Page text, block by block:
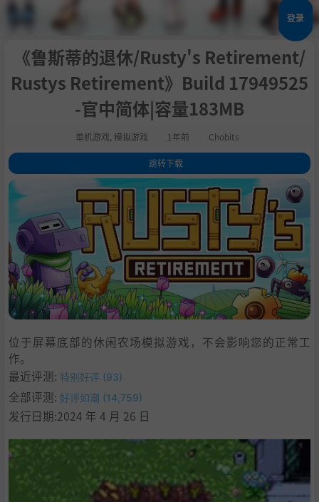
登录
《鲁斯蒂的退休/Rusty's Retirement/
Rustys Retirement》Build 17949525
-官中简体|容量183MB
单机游戏 模拟游戏 1年前 Chobits
跳转下载
2.系统需求
3.支持作者
4.学习
位于屏幕底部的休闲农场模拟游戏，不会影响您的正常工
作。
最近评测: 特别好评 (93)
全部评测: 好评如潮 (14,759)
发行日期:2024 年 4 月 26 日